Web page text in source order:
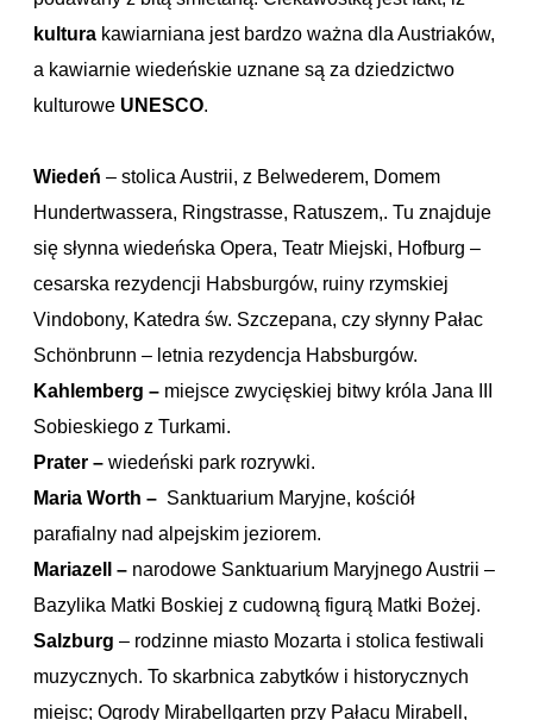
kultura kawiarniana jest bardzo ważna dla Austriaków,
a kawiarnie wiedeńskie uznane są za dziedzictwo
kulturowe UNESCO.
Wiedeń – stolica Austrii, z Belwederem, Domem
Hundertwassera, Ringstrasse, Ratuszem,. Tu znajduje
się słynna wiedeńska Opera, Teatr Miejski, Hofburg –
cesarska rezydencji Habsburgów, ruiny rzymskiej
Vindobony, Katedra św. Szczepana, czy słynny Pałac
Schönbrunn – letnia rezydencja Habsburgów.
Kahlemberg – miejsce zwycięskiej bitwy króla Jana III
Sobieskiego z Turkami.
Prater – wiedeński park rozrywki.
Maria Worth – Sanktuarium Maryjne, kościół
parafialny nad alpejskim jeziorem.
Mariazell – narodowe Sanktuarium Maryjnego Austrii –
Bazylika Matki Boskiej z cudowną figurą Matki Bożej.
Salzburg – rodzinne miasto Mozarta i stolica festiwali
muzycznych. To skarbnica zabytków i historycznych
miejsc; Ogrody Mirabellgarten przy Pałacu Mirabell,